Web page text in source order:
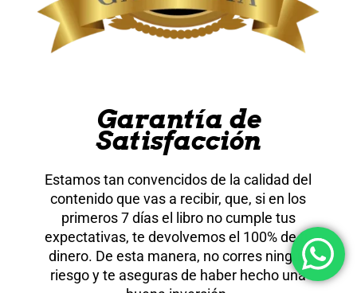
Garantía de
Satisfacción
Estamos tan convencidos de la calidad del
contenido que vas a recibir, que, si en los
primeros 7 días el libro no cumple tus
expectativas, te devolvemos el 100% de tu
dinero. De esta manera, no corres ningún
riesgo y te aseguras de haber hecho una